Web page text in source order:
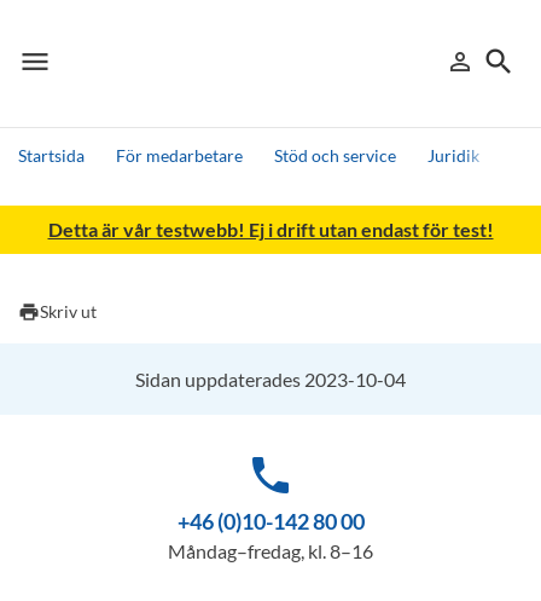
menu
Meny person_outline
Logga in
search
Sök
Startsida För medarbetare Stöd och service Juridik
Sök
Andra söktjänster
Detta är vår testwebb! Ej i drift utan endast för test!
printSkriv ut
Sidan uppdaterades 2023-10-04
phone
+46 (0)10-142 80 00
Måndag–fredag, kl. 8–16